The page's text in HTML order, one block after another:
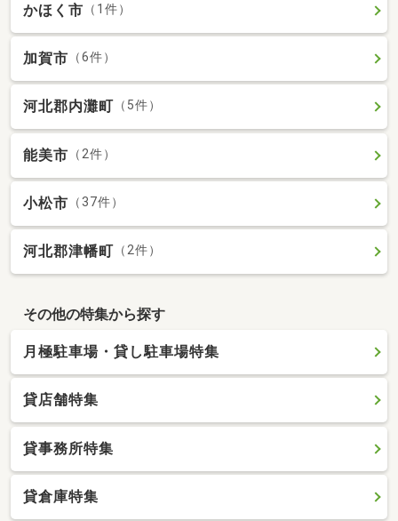
かほく市 （1件）
加賀市 （6件）
河北郡内灘町 （5件）
能美市 （2件）
小松市 （37件）
河北郡津幡町 （2件）
その他の特集から探す
月極駐車場・貸し駐車場特集
貸店舗特集
貸事務所特集
貸倉庫特集